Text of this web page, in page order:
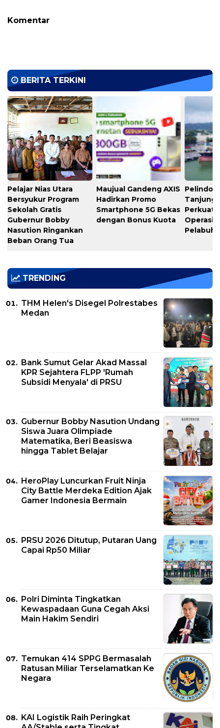
Komentar
BERITA TERKINI
Pelajar Nias Utara
Bersyukur Program
Sekolah Gratis
Gubernur Bobby
Nasution Ringankan
Beban Orang Tua
Maujual Gandeng AXIS
Hadirkan Promo
Smartphone 5G Bekas
dengan Bonus Kuota
Pelindo
Tanjung
Perkuat
TRENDING
THM Helen's Disegel Polrestabes
Medan
Bank Sumut Gelar Akad Massal
KPR Sejahtera FLPP 'Rumah
Subsidi Menyala' di PRSU
Gubernur Bobby Nasution Undang
Siswa Juara Olimpiade
Matematika, Beri Beasiswa
hingga Tablet Belajar
HeroPlay Luncurkan Fruit Ninja
City Battle Merdeka Edition Ajak
Gamer Indonesia Bermain
PRSU 2026 Ditutup, Putaran Uang
Capai Rp50 Miliar
Polri Diminta Tingkatkan
Kewaspadaan Guna Cegah Aksi
Main Hakim Sendiri
Temukan 414 SPPG Bermasalah
Ratusan Miliar Terselamatkan Ke
Negara
KAI Logistik Raih Peringkat